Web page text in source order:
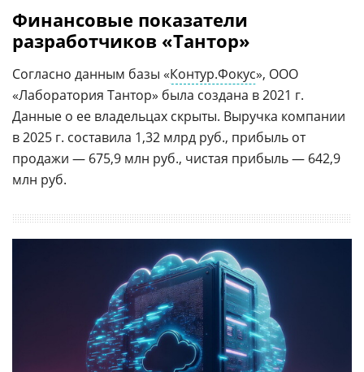
Финансовые показатели
разработчиков «Тантор»
Согласно данным базы «Контур.Фокус», ООО
«Лаборатория Тантор» была создана в 2021 г.
Данные о ее владельцах скрыты. Выручка компании
в 2025 г. составила 1,32 млрд руб., прибыль от
продажи — 675,9 млн руб., чистая прибыль — 642,9
млн руб.